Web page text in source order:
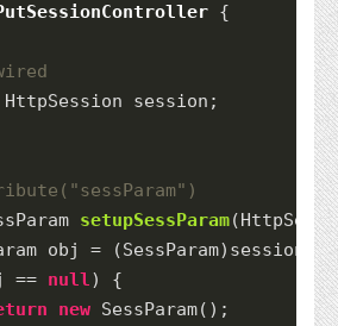
{
HttpSession session;
( "sessParam" )
setupSessParam
obj = (SessParam)session.
== null ) {
new SessParam();